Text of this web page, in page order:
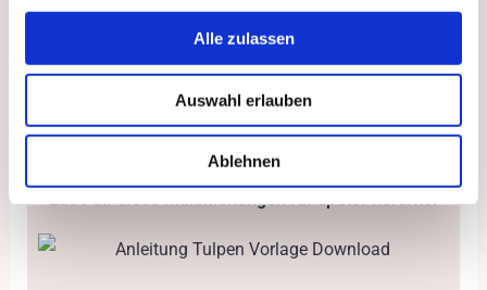
Alle zulassen
Auswahl erlauben
Ablehnen
Ergänze mit einem möglichst dünnen Pinsel Details
wie beispielsweise Blattadern.
Lade dir diese Malanleitungen für später herunter